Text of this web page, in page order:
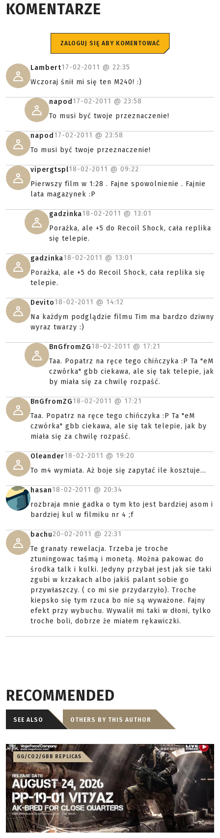
KOMENTARZE
ZALOGUJ SIĘ ABY KOMENTOWAĆ
Lambert17-02-2011 @ 22:35
Wczoraj śnił mi się ten M240! :)
napod 17-02-2011 @ 23:58
To musi być twoje przeznaczenie!
napod 17-02-2011 @ 23:58
To musi być twoje przeznaczenie!
vipergtspl18-02-2011 @ 09:22
Pierwszy film w 1:28 . Fajne spowolnienie . Fajnie
lata magazynek :P
gadzinka18-02-2011 @ 13:01
Porażka, ale +5 do Recoil Shock, cała replika
się telepie.
gadzinka18-02-2011 @ 13:01
Porażka, ale +5 do Recoil Shock, cała replika się
telepie.
Devito18-02-2011 @ 14:12
Na każdym podglądzie filmu Tim ma bardzo dziwny
wyraz twarzy :)
BnGfromZG18-02-2011 @ 17:21
Taa. Popatrz na ręce tego chińczyka :P Ta "eM
czwórka" gbb ciekawa, ale się tak telepie, jak
by miała się za chwilę rozpaść.
BnGfromZG18-02-2011 @ 17:21
Taa. Popatrz na ręce tego chińczyka :P Ta "eM
czwórka" gbb ciekawa, ale się tak telepie, jak by
miała się za chwilę rozpaść.
Oleander18-02-2011 @ 19:20
To m4 wymiata. Aż boje się zapytać ile kosztuje...
hasan18-02-2011 @ 20:34
rozbraja mnie gadka o tym kto jest bardziej asom i
bardziej kul w filmiku nr 4 ;f
bachu20-02-2011 @ 22:31
Te granaty rewelacja. Trzeba je troche
ztuningowac taśmą i monetą. Można pakowac do
środka talk i kulki. Jedyny przybał jest jak sie taki
zgubi w krzakach albo jakiś palant sobie go
przywłaszczy. ( co mi sie przydarzyło). Troche
kiepsko się tym rzuca bo nie są wyważone. Fajny
efekt przy wybuchu. Wywalił mi taki w dłoni, tylko
troche boli, dobrze że miałem rękawiczki.
RECOMMENDED
SEE ALSO OTHERS BY THIS AUTHOR
GG/CO2/GBB REPLICAS